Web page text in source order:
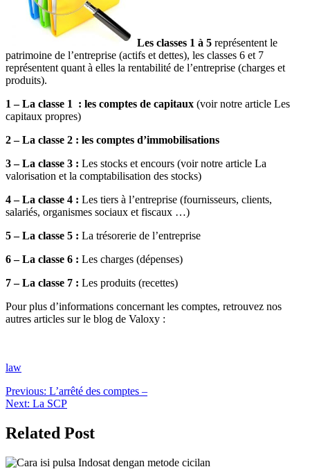
Les classes 1 à 5 représentent le
patrimoine de l’entreprise (actifs et dettes), les classes 6 et 7
représentent quant à elles la rentabilité de l’entreprise (charges et
produits).
1 – La classe 1 : les comptes de capitaux (voir notre article Les
capitaux propres)
2 – La classe 2 : les comptes d’immobilisations
3 – La classe 3 : Les stocks et encours (voir notre article La
valorisation et la comptabilisation des stocks)
4 – La classe 4 : Les tiers à l’entreprise (fournisseurs, clients,
salariés, organismes sociaux et fiscaux …)
5 – La classe 5 : La trésorerie de l’entreprise
6 – La classe 6 : Les charges (dépenses)
7 – La classe 7 : Les produits (recettes)
Pour plus d’informations concernant les comptes, retrouvez nos
autres articles sur le blog de Valoxy :
law
Post
navigation
Previous: L’arrêté des comptes –
Next: La SCP
Related Post